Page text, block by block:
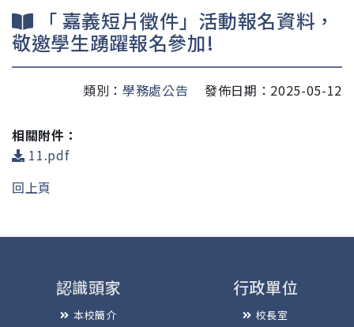
「 嘉義短片徵件」活動報名資料，
敬邀學生踴躍報名參加!
類別： 學務處公告 發佈日期：2025-05-12
相關附件：
11.pdf
回上頁
認識頭家
本校簡介
行政單位
校長室